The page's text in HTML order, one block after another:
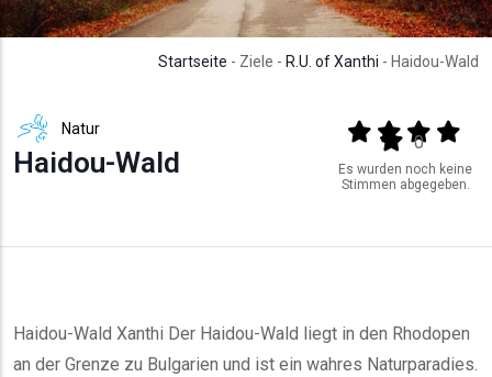
Startseite - Ziele - R.U. of Xanthi - Haidou-Wald
Natur
Haidou-Wald
Output format
(star)(star)(star)
(star)
0
Es wurden noch keine
Stimmen abgegeben.
Haidou-Wald Xanthi Der Haidou-Wald liegt in den Rhodopen
an der Grenze zu Bulgarien und ist ein wahres Naturparadies.